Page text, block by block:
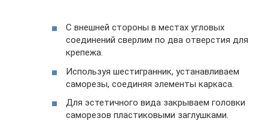
С внешней стороны в местах угловых
соединений сверлим по два отверстия для
крепежа.
Используя шестигранник, устанавливаем
саморезы, соединяя элементы каркаса.
Для эстетичного вида закрываем головки
саморезов пластиковыми заглушками.